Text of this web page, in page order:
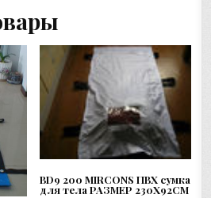
BD9 200 MIRCONS ПВХ сумка
для тела РАЗМЕР 230X92CM